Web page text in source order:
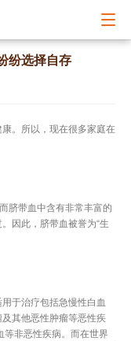
纷选择自存
。所以，现在很多家庭在
脐带血中含有非常丰富的
因此，脐带血被誉为“生
于治疗包括急慢性白血
其他恶性肿瘤等恶性疾
非恶性疾病。而在世界